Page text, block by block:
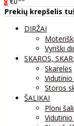
0
Prekių krepšelis
DIRŽAI
Vyriški
SKAROS,
Skarelės
Storos
ŠALIKAI
Ploni